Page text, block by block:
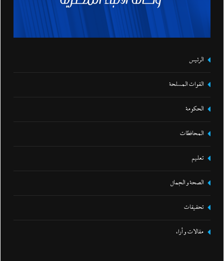
الرئيس
القوات المسلحة
الحكومة
المحافظات
تعليم
الصحة و الجمال
تحقيقات
مقالات و أراء